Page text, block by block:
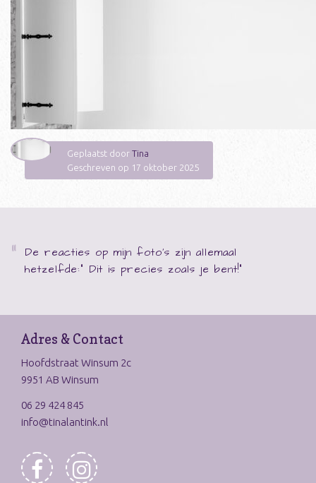
Geplaatst door Tina
Geschreven op 17 oktober 2025
De reacties op mijn foto's zijn allemaal
hetzelfde:" Dit is precies zoals je bent!"
Adres & Contact
Hoofdstraat Winsum 2c
9951 AB Winsum
06 29 424 845
info@tinalantink.nl